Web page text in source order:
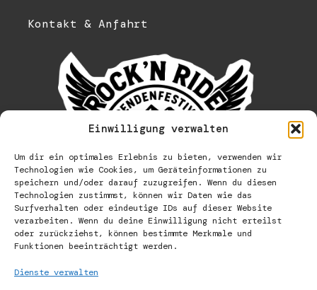
Einwilligung verwalten
Um dir ein optimales Erlebnis zu bieten, verwenden wir
Technologien wie Cookies, um Geräteinformationen zu
speichern und/oder darauf zuzugreifen. Wenn du diesen
Technologien zustimmst, können wir Daten wie das
Surfverhalten oder eindeutige IDs auf dieser Website
verarbeiten. Wenn du deine Einwilligung nicht erteilst
oder zurückziehst, können bestimmte Merkmale und
Funktionen beeinträchtigt werden.
Dienste verwalten
Kontakt & Anfahrt